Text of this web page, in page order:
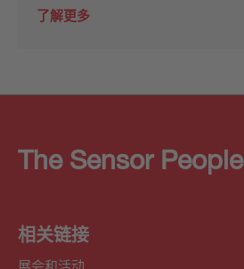
了解更多
The Sensor People
相关链接
展会和活动